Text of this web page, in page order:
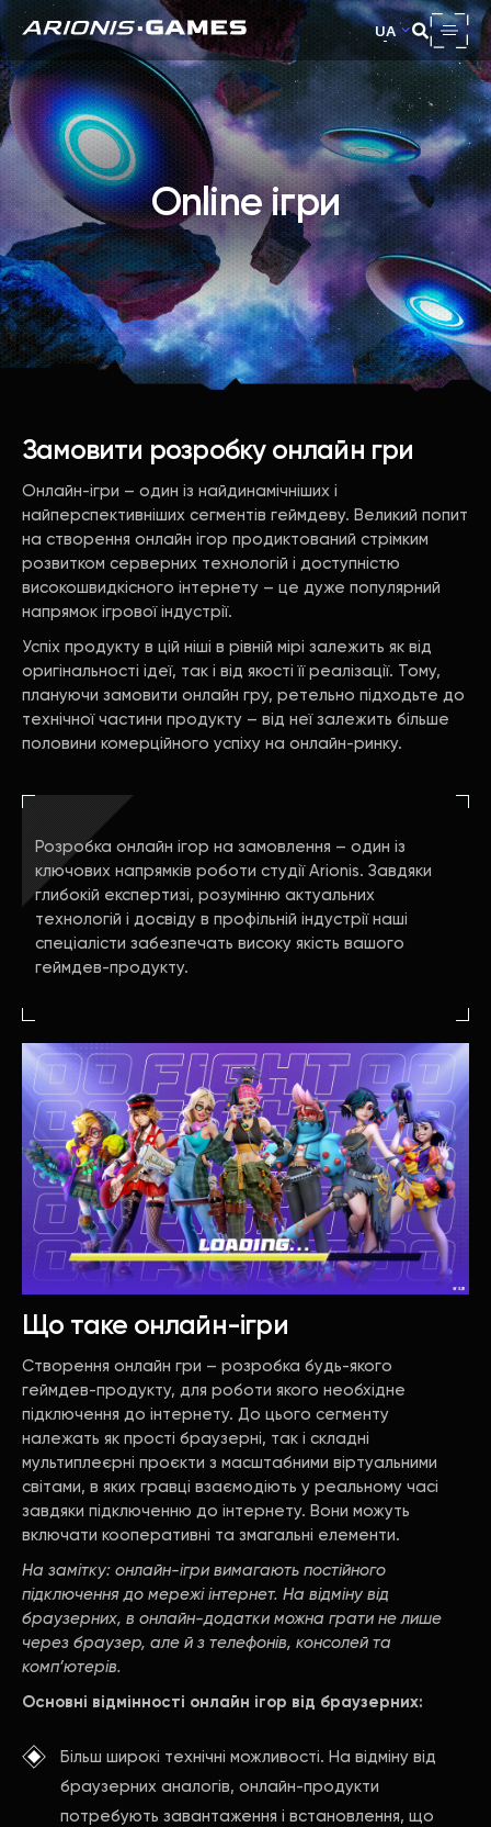
UA
Online ігри
Замовити розробку онлайн гри
Онлайн-ігри – один із найдинамічніших і
найперспективніших сегментів геймдеву. Великий попит
на створення онлайн ігор продиктований стрімким
розвитком серверних технологій і доступністю
високошвидкісного інтернету – це дуже популярний
напрямок ігрової індустрії.
Успіх продукту в цій ніші в рівній мірі залежить як від
оригінальності ідеї, так і від якості її реалізації. Тому,
плануючи замовити онлайн гру, ретельно підходьте до
технічної частини продукту – від неї залежить більше
половини комерційного успіху на онлайн-ринку.
Розробка онлайн ігор на замовлення – один із
ключових напрямків роботи студії Arionis. Завдяки
глибокій експертизі, розумінню актуальних
технологій і досвіду в профільній індустрії наші
спеціалісти забезпечать високу якість вашого
геймдев-продукту.
Що таке онлайн-ігри
Створення онлайн гри – розробка будь-якого
геймдев-продукту, для роботи якого необхідне
підключення до інтернету. До цього сегменту
належать як прості браузерні, так і складні
мультиплеєрні проєкти з масштабними віртуальними
світами, в яких гравці взаємодіють у реальному часі
завдяки підключенню до інтернету. Вони можуть
включати кооперативні та змагальні елементи.
На замітку: онлайн-ігри вимагають постійного
підключення до мережі інтернет. На відміну від
браузерних, в онлайн-додатки можна грати не лише
через браузер, але й з телефонів, консолей та
комп’ютерів.
Основні відмінності онлайн ігор від браузерних:
Більш широкі технічні можливості. На відміну від
браузерних аналогів, онлайн-продукти
потребують завантаження і встановлення, що